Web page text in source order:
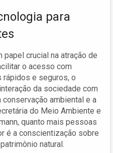
para
crucial na atração de
o acesso com
rápidos e seguros, o
da sociedade com
ambiental e a
do Meio Ambiente e
quanto mais pessoas
é a conscientização sobre
natural.